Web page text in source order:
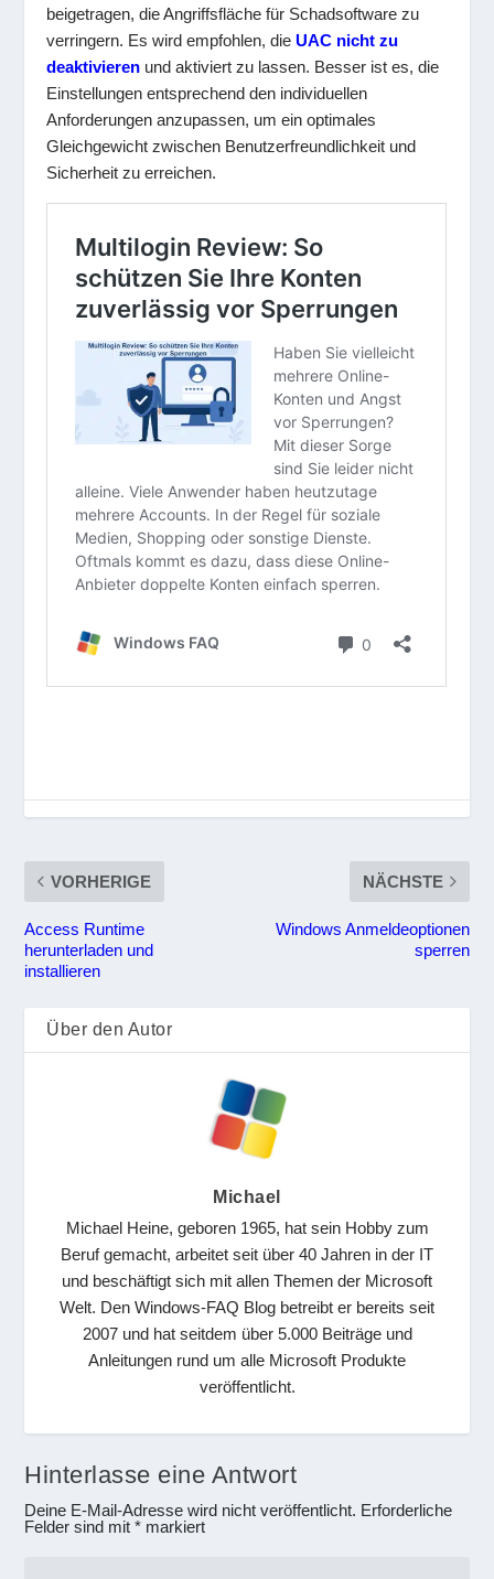
beigetragen, die Angriffsfläche für Schadsoftware zu
verringern. Es wird empfohlen, dieUAC nicht zu
deaktivieren und aktiviert zu lassen. Besser ist es, die
Einstellungen entsprechend den individuellen
Anforderungen anzupassen, um ein optimales
Gleichgewicht zwischen Benutzerfreundlichkeit und
Sicherheit zu erreichen.
VORHERIGE
Access Runtime
herunterladen und
installieren
NÄCHSTE
Windows Anmeldeoptionen
sperren
Über den Autor
Michael
Michael Heine, geboren 1965, hat sein Hobby zum
Beruf gemacht, arbeitet seit über 40 Jahren in der IT
und beschäftigt sich mit allen Themen der Microsoft
Welt. Den Windows-FAQ Blog betreibt er bereits seit
2007 und hat seitdem über 5.000 Beiträge und
Anleitungen rund um alle Microsoft Produkte
veröffentlicht.
Hinterlasse eine Antwort
Deine E-Mail-Adresse wird nicht veröffentlicht. Erforderliche
Felder sind mit* markiert